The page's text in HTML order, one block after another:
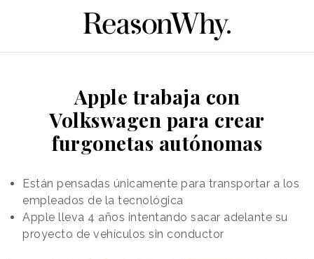
Apple trabaja con
Volkswagen para crear
furgonetas autónomas
Están pensadas únicamente para transportar a los
empleados de la tecnológica
Apple lleva 4 años intentando sacar adelante su
proyecto de vehículos sin conductor